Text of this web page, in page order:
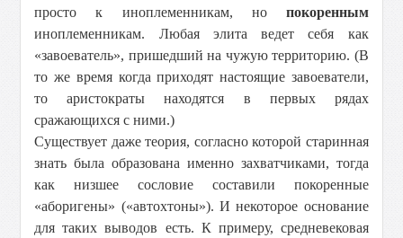
просто к иноплеменникам, но покоренным
иноплеменникам. Любая элита ведет себя как
«завоеватель», пришедший на чужую территорию. (В
то же время когда приходят настоящие завоеватели,
то аристократы находятся в первых рядах
сражающихся с ними.)
Существует даже теория, согласно которой старинная
знать была образована именно захватчиками, тогда
как низшее сословие составили покоренные
«аборигены» («автохтоны»). И некоторое основание
для таких выводов есть. К примеру, средневековая